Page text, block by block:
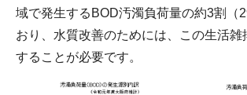
域で発生するBOD汚濁負荷量の約3割（
おり、水質改善のためには、この生活雑
することが必要です。